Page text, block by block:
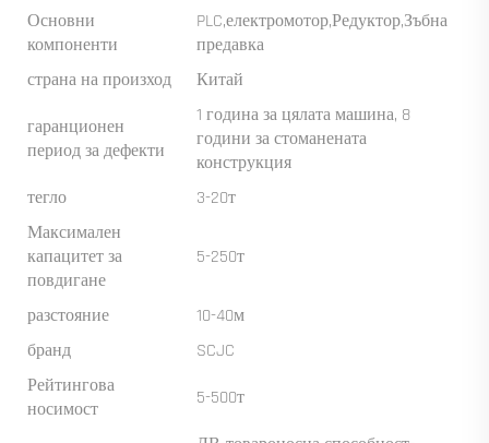
Основни
компоненти
PLC,електромотор,Редуктор,Зъбна
предавка
страна на произход
Китай
гаранционен
период за дефекти
1 година за цялата машина, 8
години за стоманената
конструкция
тегло
3-20т
Максимален
капацитет за
повдигане
5-250т
разстояние
10-40м
бранд
SCJC
Рейтингова
носимост
5-500т